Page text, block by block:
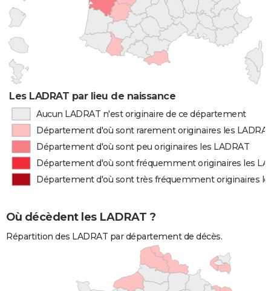
Les LADRAT par lieu de naissance
Aucun LADRAT n'est originaire de ce département
Département d'où sont rarement originaires les
Département d'où sont peu originaires les LADRAT
Département d'où sont fréquemment originaires les
Département d'où sont très fréquemment originaires
Où décèdent les LADRAT ?
Répartition des LADRAT par département de décès.